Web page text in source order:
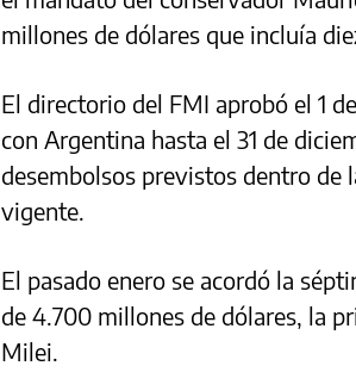
millones de dólares que incluía
El directorio del FMI aprobó el 1
con Argentina hasta el 31 de
desembolsos previstos dentro de
vigente.
El pasado enero se acordó la
de 4.700 millones de dólares, la
Milei.